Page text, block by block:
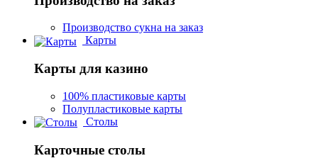
Производство сукна на заказ
Карты
Карты для казино
100% пластиковые карты
Полупластиковые карты
Столы
Карточные столы